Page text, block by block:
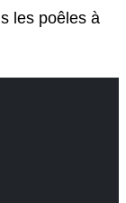
les poêles à